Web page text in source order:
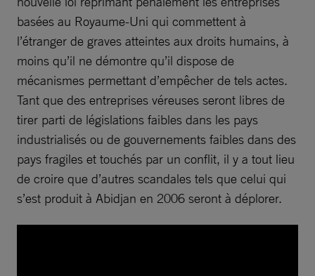
basées au Royaume-Uni qui commettent à
l’étranger de graves atteintes aux droits humains, à
moins qu’il ne démontre qu’il dispose de
mécanismes permettant d’empêcher de tels actes.
Tant que des entreprises véreuses seront libres de
tirer parti de législations faibles dans les pays
industrialisés ou de gouvernements faibles dans des
pays fragiles et touchés par un conflit, il y a tout lieu
de croire que d’autres scandales tels que celui qui
s’est produit à Abidjan en 2006 seront à déplorer.